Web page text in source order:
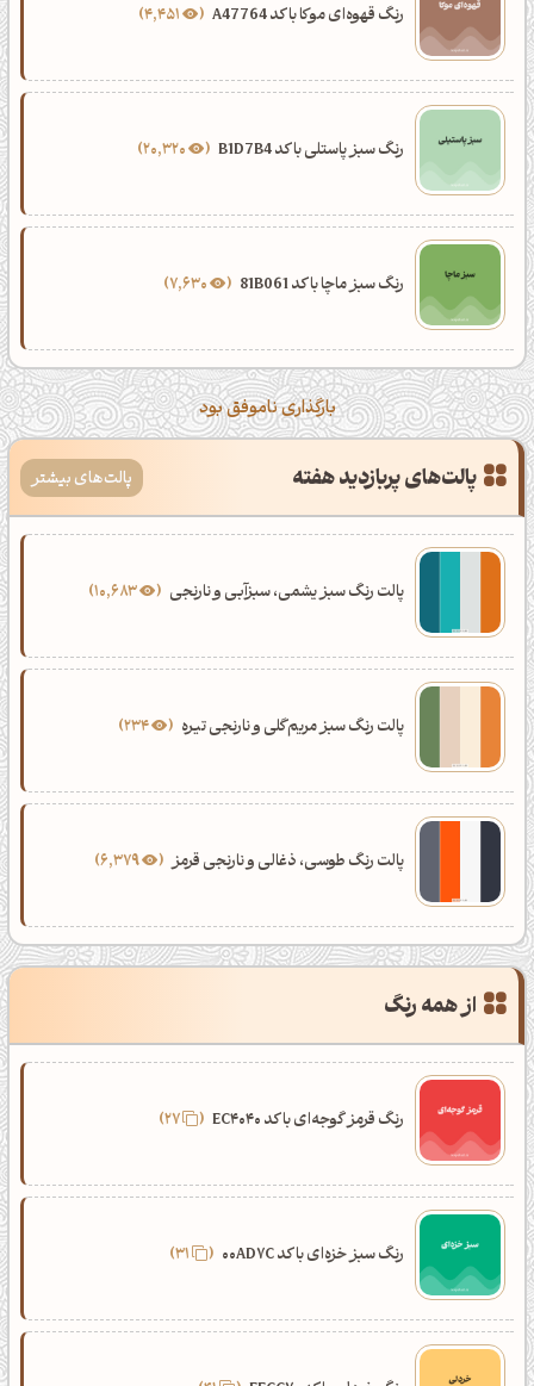
رنگ قهوه‌ای موکا با کد A47764
رنگ سبز پاستلی با کد B1D7B4
رنگ سبز ماچا با کد 81B061
بارگذاری ناموفق بود
پالت‌های پربازدید هفته پالت‌های بیشتر
پالت رنگ سبز یشمی، سبزآبی و نارنجی 10,683
پالت رنگ سبز مریم‌گلی و نارنجی تیره 234
پالت رنگ طوسی، ذغالی و نارنجی قرمز 6,379
از همه رنگ
رنگ قرمز گوجه‌ای با کد EC4040 27
رنگ سبز خزه‌ای با کد 00AD7C